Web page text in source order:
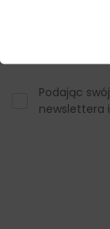
Podając
newslettera